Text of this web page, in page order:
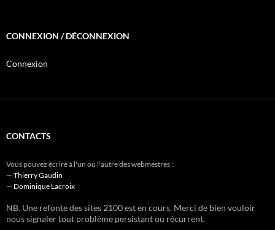
CONNEXION / DÉCONNEXION
Connexion
CONTACTS
Vous pouvez écrire à l'un ou l'autre des webmestres :
— Thierry Gaudin
— Dominique Lacroix
NB. Une refonte des sites 2100 est en cours. Merci de bien vouloir
nous signaler tout problème persistant ou récurrent.